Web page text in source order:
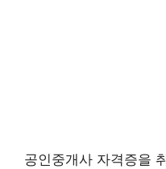
공인중개사 자격증을